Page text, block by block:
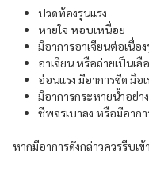
ปวดท้องรุนเเรง
หายใจ หอบเหนื่อย
มีอาการอาเจียนต่อเนื่อง
อาเจียน หรือถ่ายเป็นเลื
อ่อนเเรง มีอาการซีด มือ
มีอาการกระหายน้ำอย่า
ชีพจรเบาลง หรือมีอาก
หากมีอาการดังกล่าวควรรีบเ